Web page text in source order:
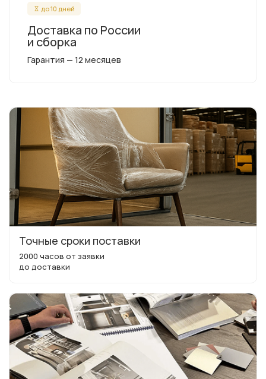
до 10 дней
Доставка по России
и сборка
Гарантия — 12 месяцев
Точные сроки поставки
2000 часов от заявки
до доставки